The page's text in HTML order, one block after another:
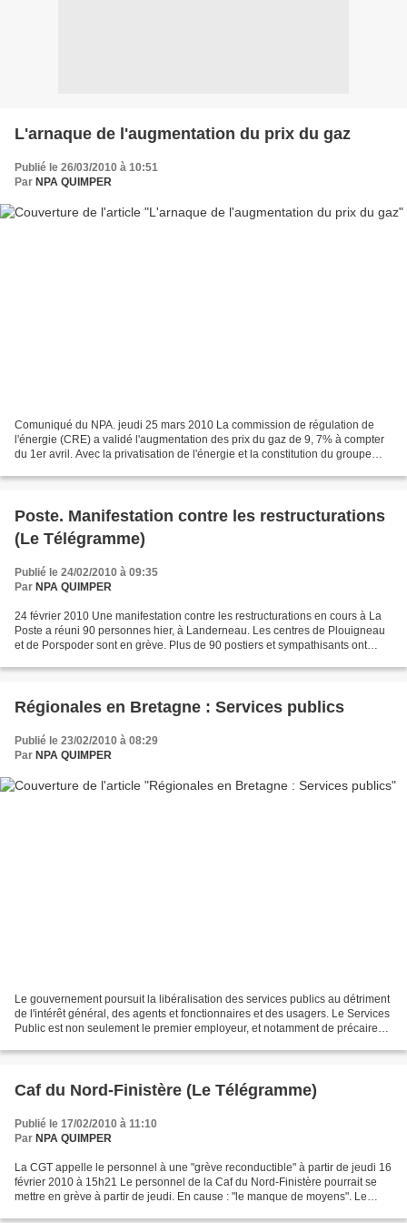
L'arnaque de l'augmentation du prix du gaz
Publié le 26/03/2010 à 10:51
Par NPA QUIMPER
Comuniqué du NPA. jeudi 25 mars 2010 La commission de régulation de
l'énergie (CRE) a validé l'augmentation des prix du gaz de 9, 7% à compter
du 1er avril. Avec la privatisation de l'énergie et la constitution du groupe
Poste. Manifestation contre les restructurations
(Le Télégramme)
Publié le 24/02/2010 à 09:35
Par NPA QUIMPER
24 février 2010 Une manifestation contre les restructurations en cours à La
Poste a réuni 90 personnes hier, à Landerneau. Les centres de Plouigneau
et de Porspoder sont en grève. Plus de 90 postiers et sympathisants ont
Régionales en Bretagne : Services publics
Publié le 23/02/2010 à 08:29
Par NPA QUIMPER
Le gouvernement poursuit la libéralisation des services publics au détriment
de l'intérêt général, des agents et fonctionnaires et des usagers. Le Services
Public est non seulement le premier employeur, et notamment de précaires,
Caf du Nord-Finistère (Le Télégramme)
Publié le 17/02/2010 à 11:10
Par NPA QUIMPER
La CGT appelle le personnel à une "grève reconductible" à partir de jeudi 16
février 2010 à 15h21 Le personnel de la Caf du Nord-Finistère pourrait se
mettre en grève à partir de jeudi. En cause : "le manque de moyens". Le